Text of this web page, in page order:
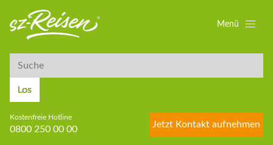
Suche
Los
Kostenfreie Hotline
0800 250 00 00
Jetzt Kontakt aufnehmen
Menü